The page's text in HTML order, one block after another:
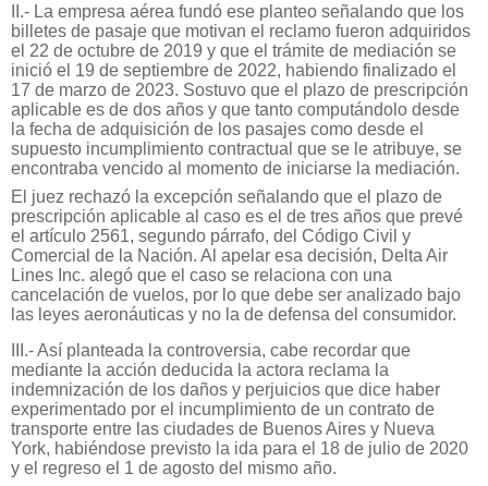
II.- La empresa aérea fundó ese planteo señalando que los
billetes de pasaje que motivan el reclamo fueron adquiridos
el 22 de octubre de 2019 y que el trámite de mediación se
inició el 19 de septiembre de 2022, habiendo finalizado el
17 de marzo de 2023. Sostuvo que el plazo de prescripción
aplicable es de dos años y que tanto computándolo desde
la fecha de adquisición de los pasajes como desde el
supuesto incumplimiento contractual que se le atribuye, se
encontraba vencido al momento de iniciarse la mediación.
El juez rechazó la excepción señalando que el plazo de
prescripción aplicable al caso es el de tres años que prevé
el artículo 2561, segundo párrafo, del Código Civil y
Comercial de la Nación. Al apelar esa decisión, Delta Air
Lines Inc. alegó que el caso se relaciona con una
cancelación de vuelos, por lo que debe ser analizado bajo
las leyes aeronáuticas y no la de defensa del consumidor.
III.- Así planteada la controversia, cabe recordar que
mediante la acción deducida la actora reclama la
indemnización de los daños y perjuicios que dice haber
experimentado por el incumplimiento de un contrato de
transporte entre las ciudades de Buenos Aires y Nueva
York, habiéndose previsto la ida para el 18 de julio de 2020
y el regreso el 1 de agosto del mismo año.